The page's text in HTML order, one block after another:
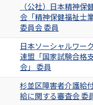
（公社）日本精神保
会「精神保健福祉士
委員会 委員
日本ソーシャルワー
連盟「国家試験合格
会」 委員
杉並区障害者介護給
給に関する審査会 委